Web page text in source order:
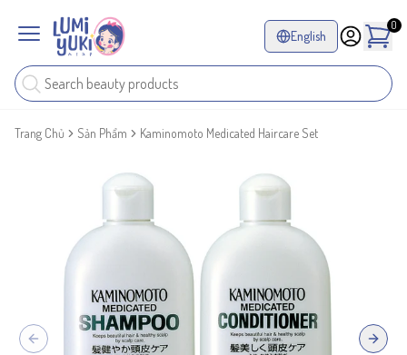
English
0
Trang Chủ Sản Phẩm Kaminomoto Medicated Haircare Set
Previous slide Next